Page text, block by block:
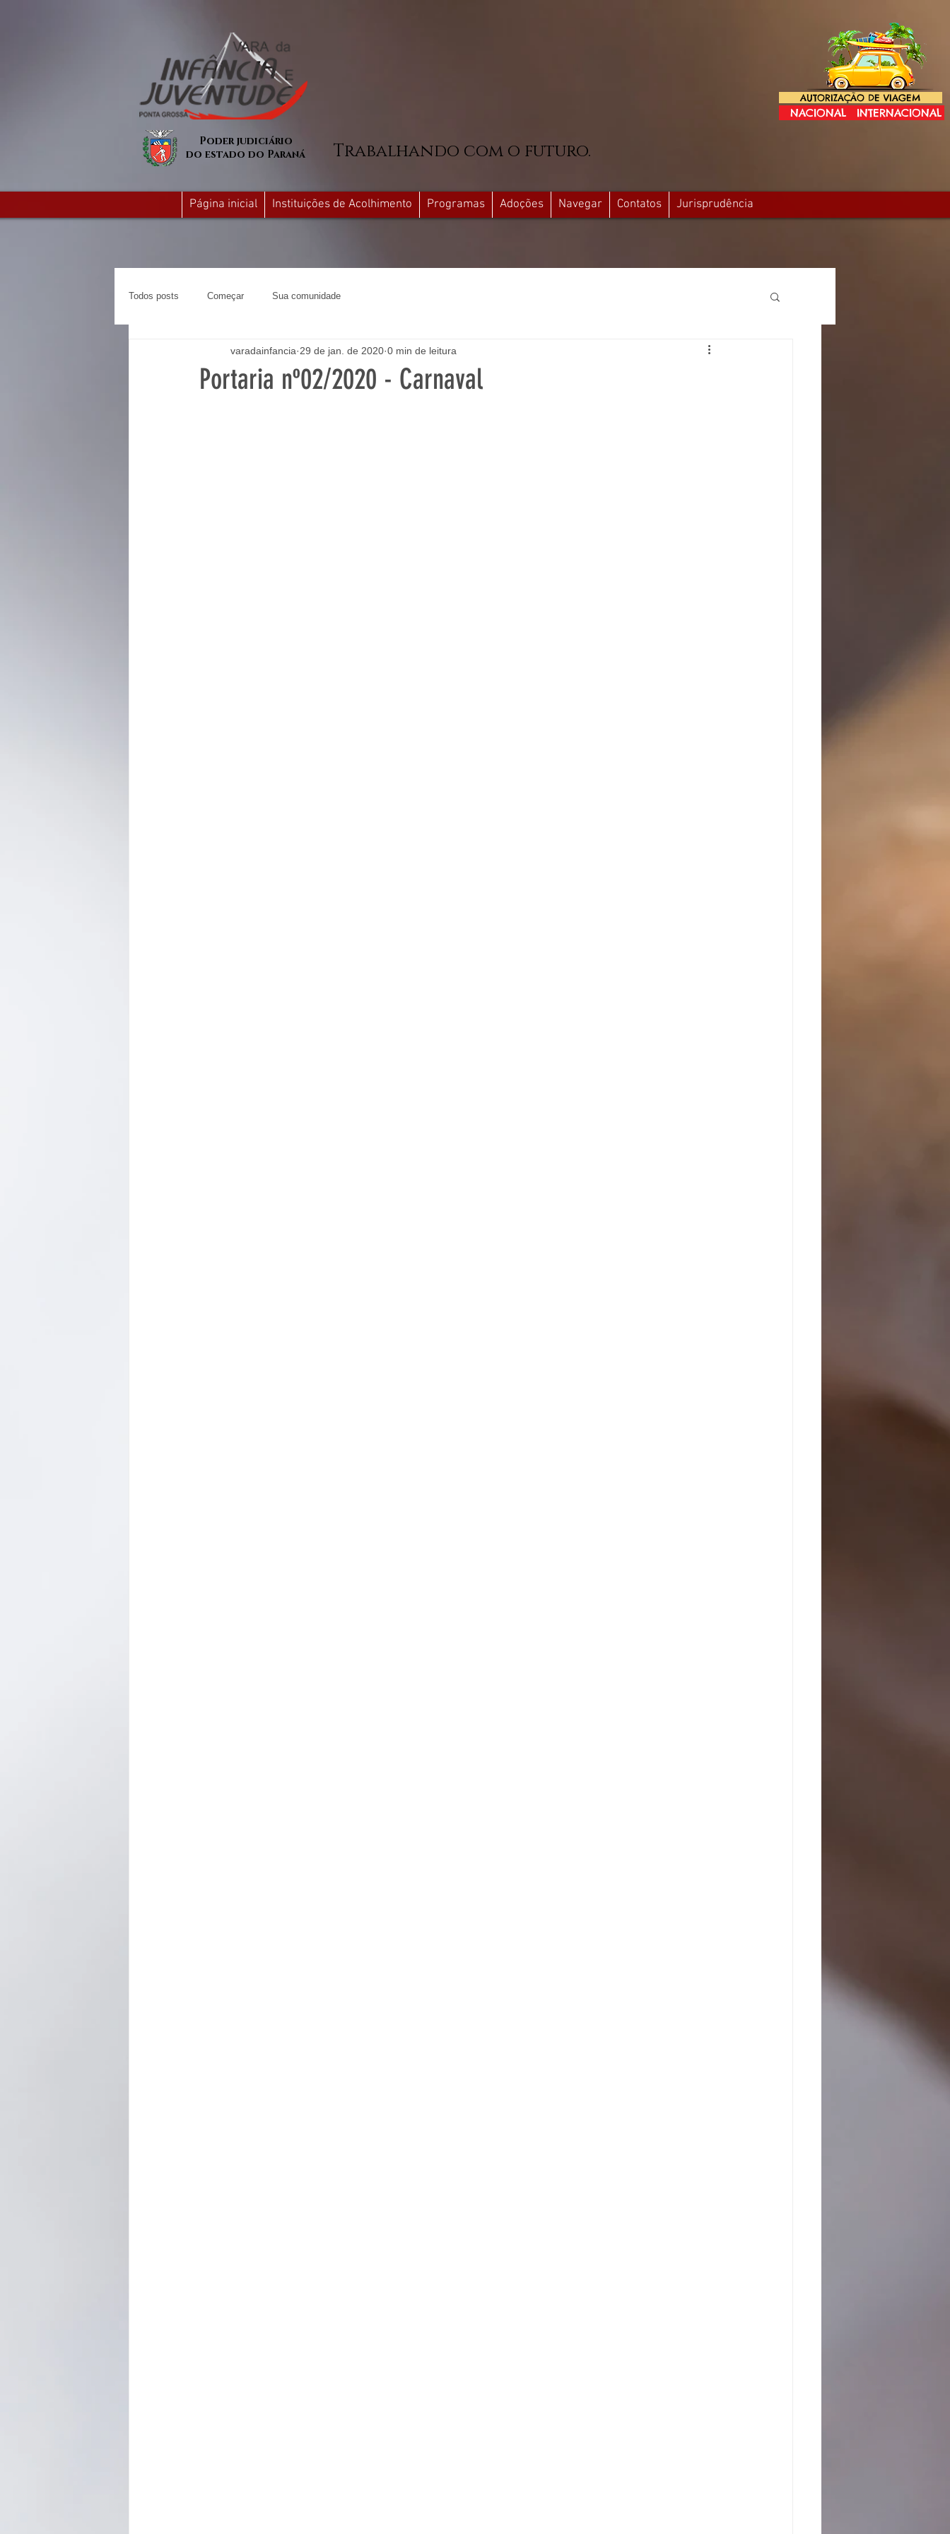
AUTORIZAÇÃO DE VIAGEM
NACIONAL INTERNACIONAL
Poder judiciário
do estado do Paraná
Trabalhando com o futuro.
Página inicial Instituições de Acolhimento Programas Adoções Navegar Contatos Jurisprudência
Todos posts Começar Sua comunidade
Portaria nº02/2020 - Carnaval
varadainfancia 29 de jan. de 2020 0 min de leitura